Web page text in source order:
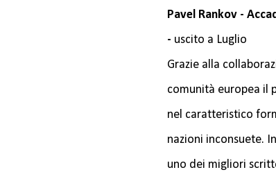
Pavel Rankov -
- uscito a Luglio
Grazie alla
comunità europea il
nel caratteristico
nazioni inconsuete.
uno dei migliori